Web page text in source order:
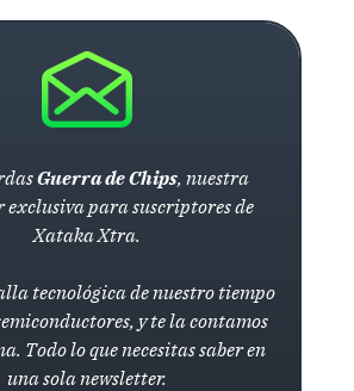
Guerra de Chips, nuestra
exclusiva para suscriptores de
Xataka Xtra.
tecnológica de nuestro tiempo
y te la contamos
Todo lo que necesitas saber en
una sola newsletter.